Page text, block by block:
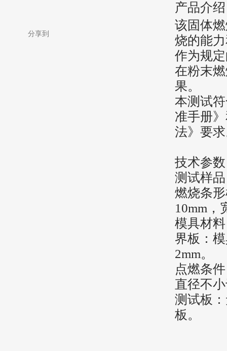
分享到
产品介绍
该固体
烧的能
作为规
在粉末
果。
本测试
准手册
法》要
技术参数
测试样
燃烧条
10mm，
模具材
界板：
2mm。
点燃条
直径不
测试板
板。